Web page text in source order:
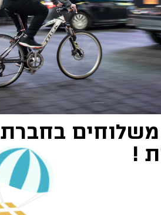
משלוחים בחברת
!